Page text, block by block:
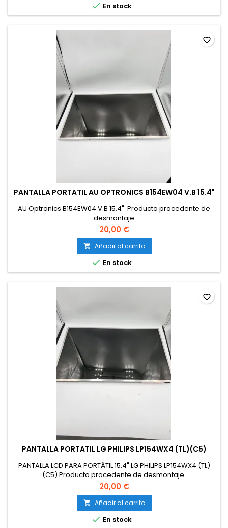
 En stock
PANTALLA PORTATIL AU OPTRONICS B154EW04 V.B 15.4"
AU Optronics B154EW04 V.B 15.4" Producto procedente de
desmontaje
20,00 €
 Añadir al carrito
 En stock
favorite_border
PANTALLA PORTATIL LG PHILIPS LP154WX4 (TL)(C5)
PANTALLA LCD PARA PORTÁTIL 15.4" LG PHILIPS LP154WX4 (TL)
(C5) Producto procedente de desmontaje.
20,00 €
 Añadir al carrito
 En stock
favorite_border